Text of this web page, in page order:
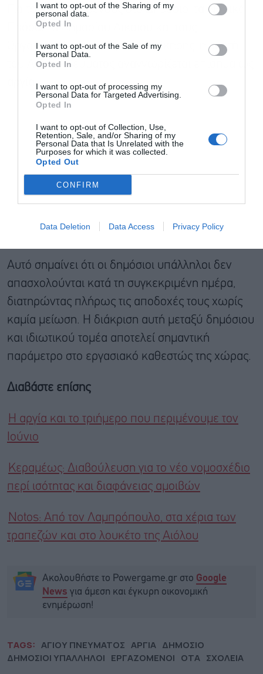
I want to opt-out of the Sharing of my
personal data.
Opted In
I want to opt-out of the Sale of my
Personal Data.
Opted In
I want to opt-out of processing my
Personal Data for Targeted Advertising.
Opted In
I want to opt-out of Collection, Use,
Retention, Sale, and/or Sharing of my
Personal Data that Is Unrelated with the
Purposes for which it was collected.
Opted Out
CONFIRM
Data Deletion Data Access Privacy Policy
Για τους εργαζόμενους στο Δημόσιο, τα Νομικά
Πρόσωπα Δημοσίου Δικαίου και τους
Οργανισμούς Τοπικής Αυτοδιοίκησης, η εορτή
του Αγίου Πνεύματος αναγνωρίζεται επίσημα ως
αργία.
Αυτό σημαίνει ότι οι δημόσιοι υπάλληλοι δεν
απασχολούνται κατά τη συγκεκριμένη ημέρα,
διατηρώντας πλήρως τις αποδοχές τους χωρίς
καμία μείωση. Η διάκριση αυτή μεταξύ δημόσιου
και ιδιωτικού τομέα αποτελεί σημαντική
παράμετρο στο εργασιακό καθεστώς της χώρας.
Διαβάστε επίσης
H αργία και το τριήμερο που περιμένουμε τον
Ιούνιο
Κεραμέως: Διαβούλευση για το νέο νομοσχέδιο
περί ισότητας και διαφάνειας αμοιβών
Notos: Από τον Λαμπρόπουλο, στα χέρια των
τραπεζών και στο λουκέτο της Αιόλου
Ακολουθήστε το Powergame.gr στο Google
News για άμεση και έγκυρη οικονομική
ενημέρωση!
TAGS: ΑΓΙΟΥ ΠΝΕΥΜΑΤΟΣ ΑΡΓΙΑ ΔΗΜΟΣΙΟ
ΔΗΜΟΣΙΟΙ ΥΠΑΛΛΗΛΟΙ ΕΡΓΑΖΟΜΕΝΟΙ ΟΤΑ ΣΧΟΛΕΙΑ